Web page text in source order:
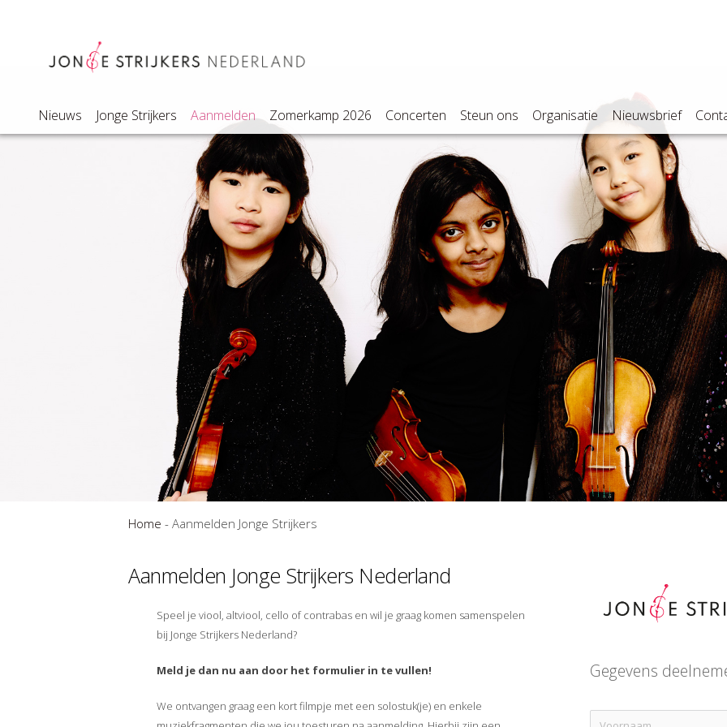
Nieuws Jonge Strijkers Aanmelden Zomerkamp 2026 Concerten Steun ons Organisatie Nieuwsbrief
Home - Aanmelden Jonge Strijkers
Aanmelden Jonge Strijkers Nederland
Speel je viool, altviool, cello of contrabas en wil je graag komen samenspelen
bij Jonge Strijkers Nederland?
Meld je dan nu aan door het formulier in te vullen!
We ontvangen graag een kort filmpje met een solostuk(je) en enkele
Gegevens